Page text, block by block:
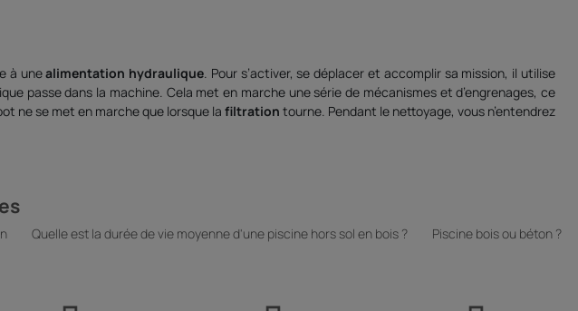
à unealimentation hydraulique. Pour s’activer, se déplacer et accomplir sa mission, il utilise
passe dans la machine. Cela met en marche une série de mécanismes et d’engrenages, ce
ne se met en marche que lorsque la filtration tourne. Pendant le nettoyage, vous n’entendrez
On en distingue deux : le
Quelle est la durée de vie moyenne d'une piscine hors sol en bois ? Piscine bois ou béton ?